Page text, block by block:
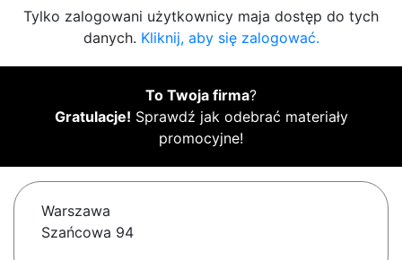
Tylko zalogowani użytkownicy maja dostęp do tych
danych. Kliknij, aby się zalogować.
To Twoja firma?
Gratulacje! Sprawdź jak odebrać materiały
promocyjne!
Warszawa
Szańcowa 94